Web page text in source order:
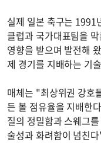
실제 일본 축구는 1991
클럽과 국가대표팀을
영향을 받으며 발전해
제 경기를 지배하는 기
매체는 "최상위권 강호
든 볼 점유율을 지배한
질의 정밀함과 스웨그
술성과 화려함이 넘친